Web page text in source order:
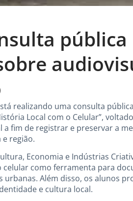
pública
realizando uma consulta
Local com o Celular”,
fim de registrar e preservar a
região.
Economia e Indústrias
como ferramenta para
Além disso, os alunos
e cultura local.